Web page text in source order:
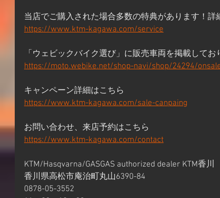
当店でご購入された場合多数の特典があります！詳
https://www.ktm-kagawa.com/service
「ウェビックバイク選び」に販売車両を掲載してお
https://moto.webike.net/shop-navi/shop/24294/
キャンペーン詳細はこちら
https://www.ktm-kagawa.com/sale-canpaing
お問い合わせ、来店予約はこちら
https://www.ktm-kagawa.com/contact
KTM/Hasqvarna/GASGAS authorized dealer KTM香川
香川県高松市庵治町丸山6390-84
0878-05-3552